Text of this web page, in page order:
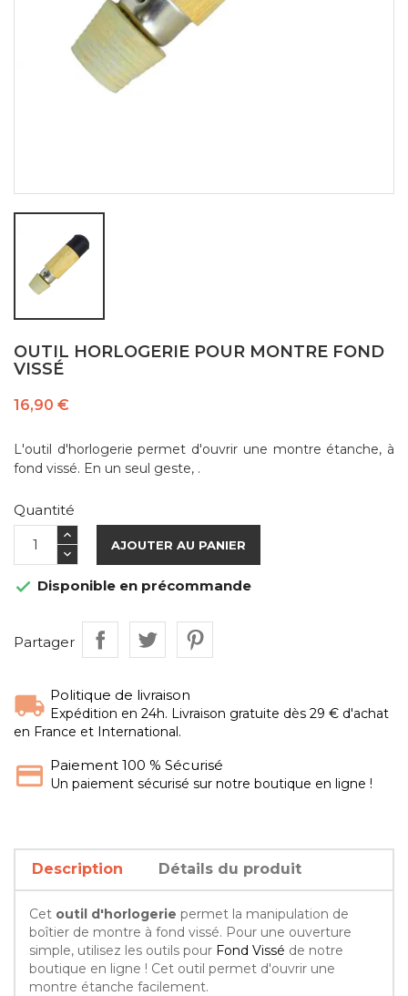
OUTIL HORLOGERIE POUR MONTRE FOND
VISSÉ
16,90 €
L'outil d'horlogerie permet d'ouvrir une montre étanche, à
fond vissé. En un seul geste, .
Quantité
AJOUTER AU PANIER
 Disponible en précommande
Partager
Politique de livraison
Expédition en 24h. Livraison gratuite dès 29 € d'achat
en France et International.
Paiement 100 % Sécurisé
Un paiement sécurisé sur notre boutique en ligne !
Description Détails du produit
Cet outil d'horlogerie permet la manipulation de
boîtier de montre à fond vissé. Pour une ouverture
simple, utilisez les outils pour Fond Vissé de notre
boutique en ligne ! Cet outil permet d'ouvrir une
montre étanche facilement.